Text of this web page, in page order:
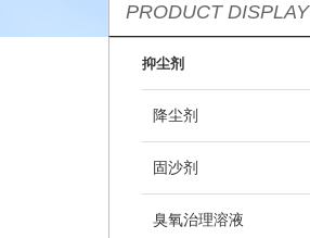
PRODUCT DISPLAY
抑尘剂
降尘剂
固沙剂
臭氧治理溶液